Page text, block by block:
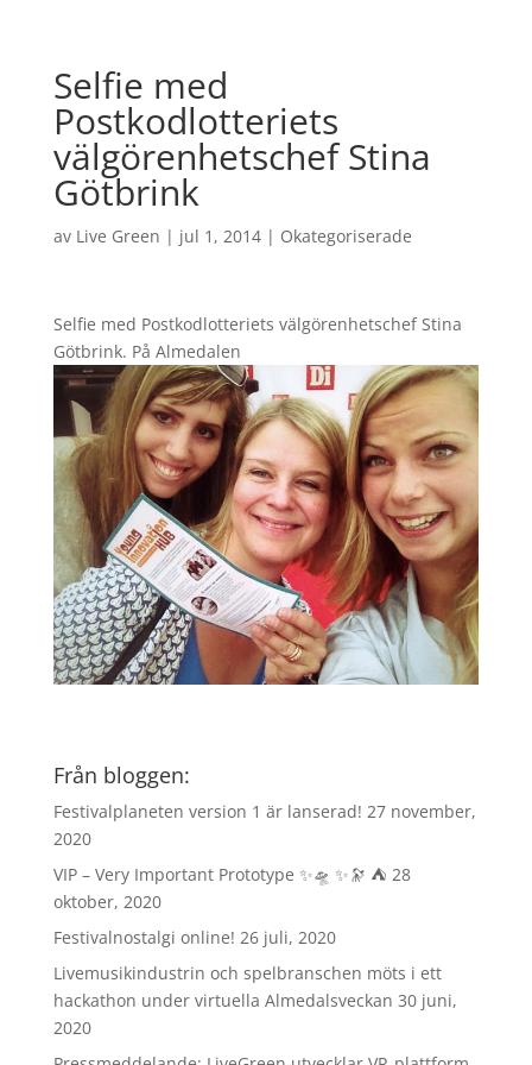
Selfie med
Postkodlotteriets
välgörenhetschef Stina
Götbrink
av Live Green | jul 1, 2014| Okategoriserade
Selfie med Postkodlotteriets välgörenhetschef Stina
Götbrink. På Almedalen
Från bloggen:
Festivalplaneten version 1 är lanserad! 27 november,
2020
VIP – Very Important Prototype ✨🛸 ✨🔭 ⛺️ 28
oktober, 2020
Festivalnostalgi online! 26 juli, 2020
Livemusikindustrin och spelbranschen möts i ett
hackathon under virtuella Almedalsveckan 30 juni,
2020